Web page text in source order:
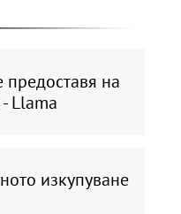
на
Llama
изкупуване
да избере кои плажни
принадлежности да